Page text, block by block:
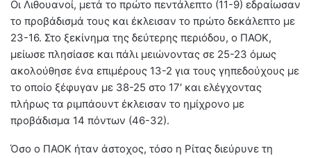
Οι Λιθουανοί, μετά το πρώτο πεντάλεπτο (11-9) εδραίωσαν
το προβάδισμά τους και έκλεισαν το πρώτο δεκάλεπτο με
23-16. Στο ξεκίνημα της δεύτερης περιόδου, ο ΠΑΟΚ,
μείωσε πλησίασε και πάλι μειώνοντας σε 25-23 όμως
ακολούθησε ένα επιμέρους 13-2 για τους γηπεδούχους με
το οποίο ξέφυγαν με 38-25 στο 17′ και ελέγχοντας
πλήρως τα ριμπάουντ έκλεισαν το ημίχρονο με
προβάδισμα 14 πόντων (46-32).
Όσο ο ΠΑΟΚ ήταν άστοχος, τόσο η Ρίτας διεύρυνε τη